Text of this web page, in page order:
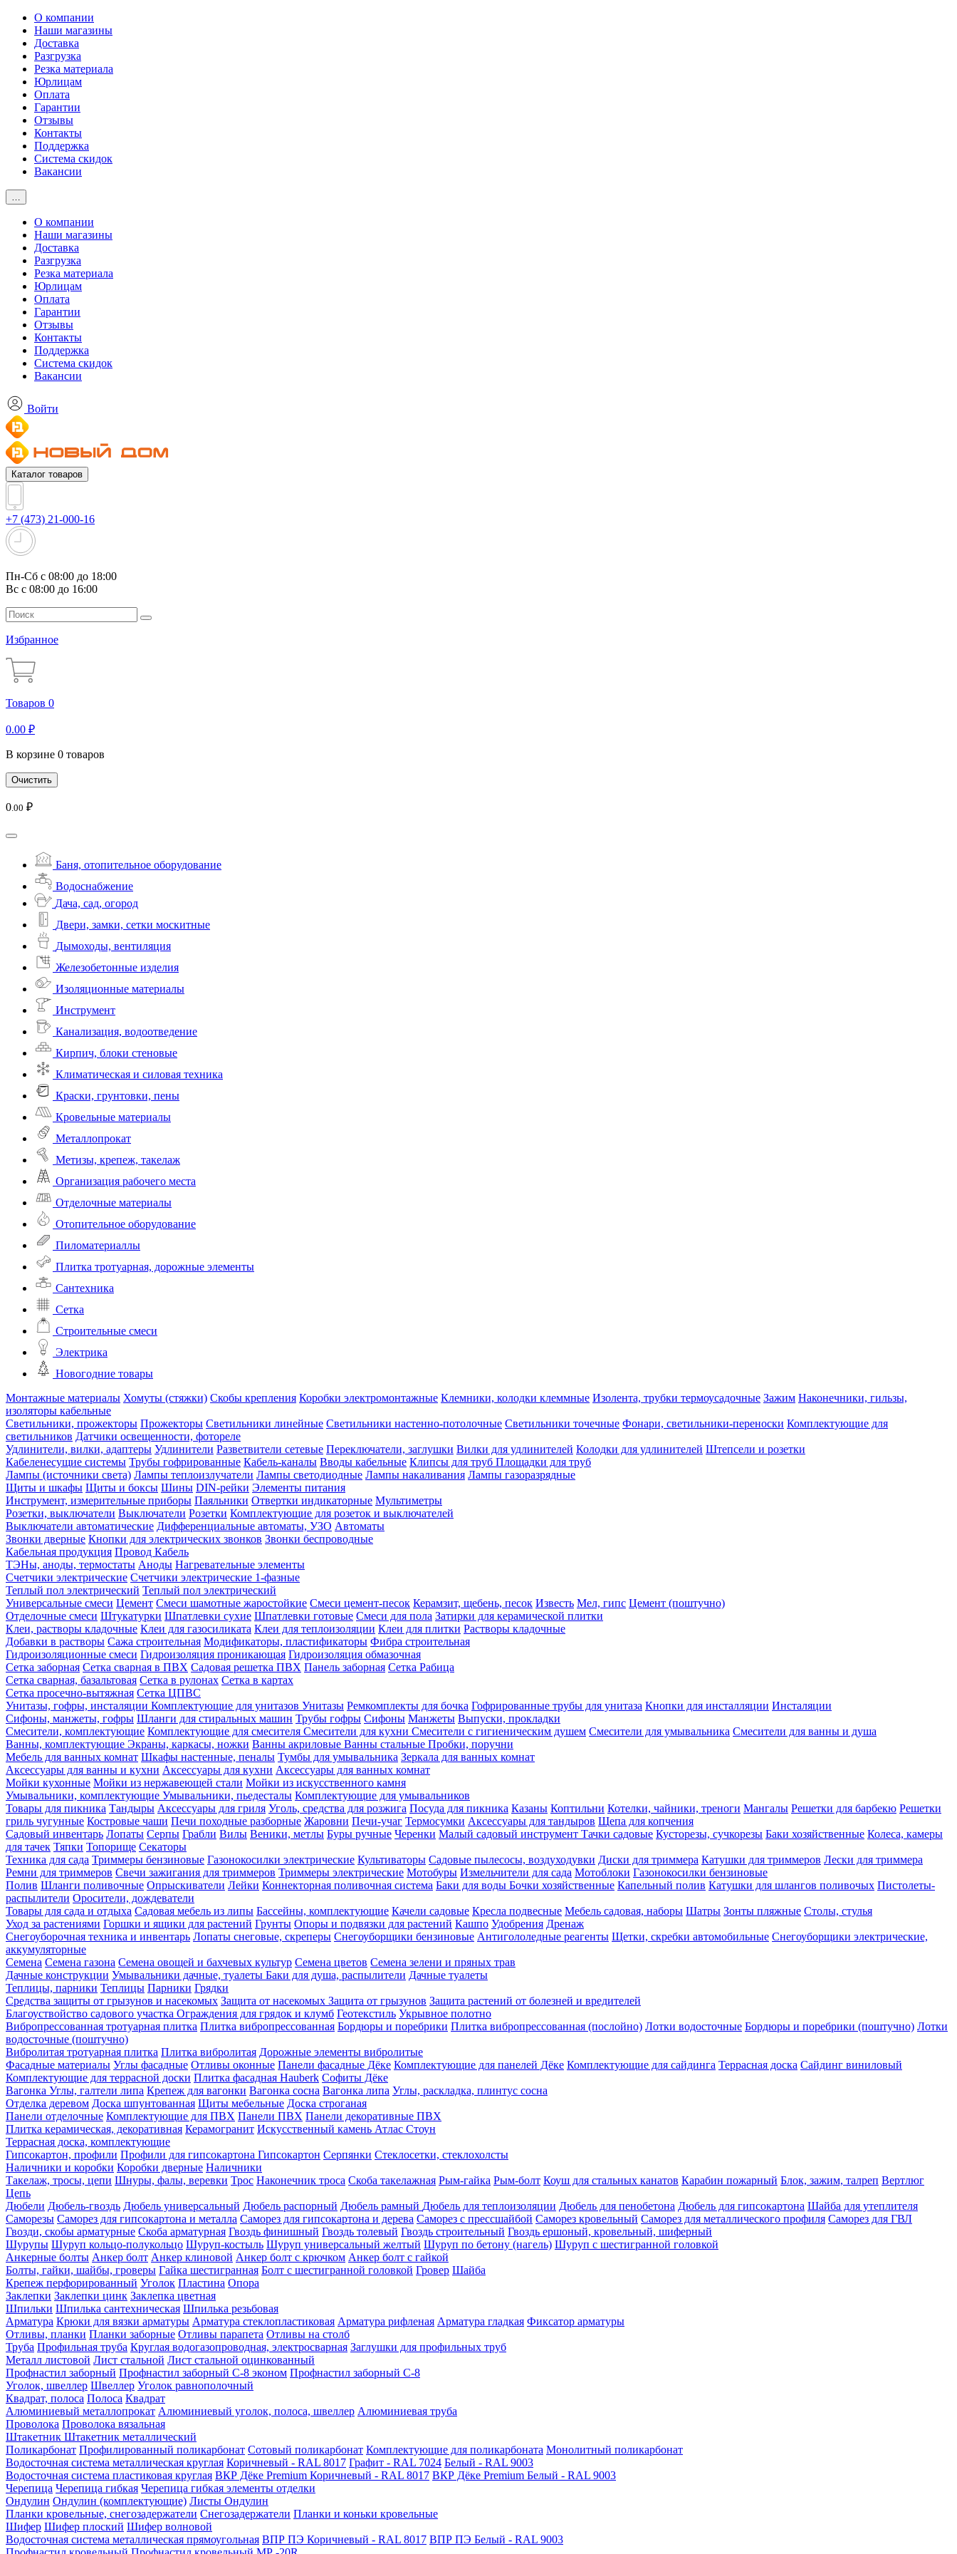
О компании
Наши магазины
Доставка
Разгрузка
Резка материала
Юрлицам
Оплата
Гарантии
Отзывы
Контакты
Поддержка
Система скидок
Вакансии
…
О компании
Наши магазины
Доставка
Разгрузка
Резка материала
Юрлицам
Оплата
Гарантии
Отзывы
Контакты
Поддержка
Система скидок
Вакансии
Войти
Каталог товаров
+7 (473) 21-000-16
Пн-Сб с 08:00 до 18:00
Вс с 08:00 до 16:00
Избранное
Товаров 0
0.00 ₽
В корзине 0 товаров
Очистить
0 .00 ₽
Баня, отопительное оборудование
Водоснабжение
Дача, сад, огород
Двери, замки, сетки москитные
Дымоходы, вентиляция
Железобетонные изделия
Изоляционные материалы
Инструмент
Канализация, водоотведение
Кирпич, блоки стеновые
Климатическая и силовая техника
Краски, грунтовки, пены
Кровельные материалы
Металлопрокат
Метизы, крепеж, такелаж
Организация рабочего места
Отделочные материалы
Отопительное оборудование
Пиломатериаллы
Плитка тротуарная, дорожные элементы
Сантехника
Сетка
Строительные смеси
Электрика
Новогодние товары
Монтажные материалы Хомуты (стяжки) Скобы крепления Коробки электромонтажные Клемники, колодки клеммные Изолента, трубки термоусадочные Зажим Наконечники, гильзы,
изоляторы кабельные
Светильники, прожекторы Прожекторы Светильники линейные Светильники настенно-потолочные Светильники точечные Фонари, светильники-переноски Комплектующие для
светильников Датчики освещенности, фотореле
Удлинители, вилки, адаптеры Удлинители Разветвители сетевые Переключатели, заглушки Вилки для удлинителей Колодки для удлинителей Штепсели и розетки
Кабеленесущие системы Трубы гофрированные Кабель-каналы Вводы кабельные Клипсы для труб Площадки для труб
Лампы (источники света) Лампы теплоизлучатели Лампы светодиодные Лампы накаливания Лампы газоразрядные
Щиты и шкафы Щиты и боксы Шины DIN-рейки Элементы питания
Инструмент, измерительные приборы Паяльники Отвертки индикаторные Мультиметры
Розетки, выключатели Выключатели Розетки Комплектующие для розеток и выключателей
Выключатели автоматические Дифференциальные автоматы, УЗО Автоматы
Звонки дверные Кнопки для электрических звонков Звонки беспроводные
Кабельная продукция Провод Кабель
ТЭНы, аноды, термостаты Аноды Нагревательные элементы
Счетчики электрические Счетчики электрические 1-фазные
Теплый пол электрический Теплый пол электрический
Универсальные смеси Цемент Смеси шамотные жаростойкие Смеси цемент-песок Керамзит, щебень, песок Известь Мел, гипс Цемент (поштучно)
Отделочные смеси Штукатурки Шпатлевки сухие Шпатлевки готовые Смеси для пола Затирки для керамической плитки
Клеи, растворы кладочные Клеи для газосиликата Клеи для теплоизоляции Клеи для плитки Растворы кладочные
Добавки в растворы Сажа строительная Модификаторы, пластификаторы Фибра строительная
Гидроизоляционные смеси Гидроизоляция проникающая Гидроизоляция обмазочная
Сетка заборная Сетка сварная в ПВХ Садовая решетка ПВХ Панель заборная Сетка Рабица
Сетка сварная, базальтовая Сетка в рулонах Сетка в картах
Сетка просечно-вытяжная Сетка ЦПВС
Унитазы, гофры, инсталяции Комплектующие для унитазов Унитазы Ремкомплекты для бочка Гофрированные трубы для унитаза Кнопки для инсталляции Инсталяции
Сифоны, манжеты, гофры Шланги для стиральных машин Трубы гофры Сифоны Манжеты Выпуски, прокладки
Смесители, комплектующие Комплектующие для смесителя Смесители для кухни Смесители с гигиеническим душем Смесители для умывальника Смесители для ванны и душа
Ванны, комплектующие Экраны, каркасы, ножки Ванны акриловые Ванны стальные Пробки, поручни
Мебель для ванных комнат Шкафы настенные, пеналы Тумбы для умывальника Зеркала для ванных комнат
Аксессуары для ванны и кухни Аксессуары для кухни Аксессуары для ванных комнат
Мойки кухонные Мойки из нержавеющей стали Мойки из искусственного камня
Умывальники, комплектующие Умывальники, пьедесталы Комплектующие для умывальников
Товары для пикника Тандыры Аксессуары для гриля Уголь, средства для розжига Посуда для пикника Казаны Коптильни Котелки, чайники, треноги Мангалы Решетки для барбекю Решетки
гриль чугунные Костровые чаши Печи походные разборные Жаровни Печи-учаг Термосумки Аксессуары для тандыров Щепа для копчения
Садовый инвентарь Лопаты Серпы Грабли Вилы Веники, метлы Буры ручные Черенки Малый садовый инструмент Тачки садовые Кусторезы, сучкорезы Баки хозяйственные Колеса, камеры
для тачек Тяпки Топорище Секаторы
Техника для сада Триммеры бензиновые Газонокосилки электрические Культиваторы Садовые пылесосы, воздуходувки Диски для триммера Катушки для триммеров Лески для триммера
Ремни для триммеров Свечи зажигания для триммеров Триммеры электрические Мотобуры Измельчители для сада Мотоблоки Газонокосилки бензиновые
Полив Шланги поливочные Опрыскиватели Лейки Коннекторная поливочная система Баки для воды Бочки хозяйственные Капельный полив Катушки для шлангов поливочых Пистолеты-
распылители Оросители, дождеватели
Товары для сада и отдыха Садовая мебель из липы Бассейны, комплектующие Качели садовые Кресла подвесные Мебель садовая, наборы Шатры Зонты пляжные Столы, стулья
Уход за растениями Горшки и ящики для растений Грунты Опоры и подвязки для растений Кашпо Удобрения Дренаж
Снегоуборочная техника и инвентарь Лопаты снеговые, скреперы Снегоуборщики бензиновые Антигололедные реагенты Щетки, скребки автомобильные Снегоуборщики электрические,
аккумуляторные
Семена Семена газона Семена овощей и бахчевых культур Семена цветов Семена зелени и пряных трав
Дачные конструкции Умывальники дачные, туалеты Баки для душа, распылители Дачные туалеты
Теплицы, парники Теплицы Парники Грядки
Средства защиты от грызунов и насекомых Защита от насекомых Защита от грызунов Защита растений от болезней и вредителей
Благоуствойство садового участка Ограждения для грядок и клумб Геотекстиль Укрывное полотно
Вибропрессованная тротуарная плитка Плитка вибропрессованная Бордюры и поребрики Плитка вибропрессованная (послойно) Лотки водосточные Бордюры и поребрики (поштучно) Лотки
водосточные (поштучно)
Вибролитая тротуарная плитка Плитка вибролитая Дорожные элементы вибролитые
Фасадные материалы Углы фасадные Отливы оконные Панели фасадные Дёке Комплектующие для панелей Дёке Комплектующие для сайдинга Террасная доска Сайдинг виниловый
Комплектующие для террасной доски Плитка фасадная Hauberk Софиты Дёке
Вагонка Углы, галтели липа Крепеж для вагонки Вагонка сосна Вагонка липа Углы, раскладка, плинтус сосна
Отделка деревом Доска шпунтованная Щиты мебельные Доска строганая
Панели отделочные Комплектующие для ПВХ Панели ПВХ Панели декоративные ПВХ
Плитка керамическая, декоративная Керамогранит Искусственный камень Атлас Стоун
Террасная доска, комплектующие
Гипсокартон, профили Профили для гипсокартона Гипсокартон Серпянки Стеклосетки, стеклохолсты
Наличники и коробки Коробки дверные Наличники
Такелаж, тросы, цепи Шнуры, фалы, веревки Трос Наконечник троса Скоба такелажная Рым-гайка Рым-болт Коуш для стальных канатов Карабин пожарный Блок, зажим, талреп Вертлюг
Цепь
Дюбели Дюбель-гвоздь Дюбель универсальный Дюбель распорный Дюбель рамный Дюбель для теплоизоляции Дюбель для пенобетона Дюбель для гипсокартона Шайба для утеплителя
Саморезы Саморез для гипсокартона и металла Саморез для гипсокартона и дерева Саморез с прессшайбой Саморез кровельный Саморез для металлического профиля Саморез для ГВЛ
Гвозди, скобы арматурные Скоба арматурная Гвоздь финишный Гвоздь толевый Гвоздь строительный Гвоздь ершоный, кровельный, шиферный
Шурупы Шуруп кольцо-полукольцо Шуруп-костыль Шуруп универсальный желтый Шуруп по бетону (нагель) Шуруп с шестигранной головкой
Анкерные болты Анкер болт Анкер клиновой Анкер болт с крючком Анкер болт с гайкой
Болты, гайки, шайбы, гроверы Гайка шестигранная Болт c шестигранной головкой Гровер Шайба
Крепеж перфорированный Уголок Пластина Опора
Заклепки Заклепки цинк Заклепка цветная
Шпильки Шпилька сантехническая Шпилька резьбовая
Арматура Крюки для вязки арматуры Арматура стеклопластиковая Арматура рифленая Арматура гладкая Фиксатор арматуры
Отливы, планки Планки заборные Отливы парапета Отливы на столб
Труба Профильная труба Круглая водогазопроводная, электросварная Заглушки для профильных труб
Металл листовой Лист стальной Лист стальной оцинкованный
Профнастил заборный Профнастил заборный С-8 эконом Профнастил заборный С-8
Уголок, швеллер Швеллер Уголок равнополочный
Квадрат, полоса Полоса Квадрат
Алюминиевый металлопрокат Алюминиевый уголок, полоса, швеллер Алюминиевая труба
Проволока Проволока вязальная
Штакетник Штакетник металлический
Поликарбонат Профилированный поликарбонат Сотовый поликарбонат Комплектующие для поликарбоната Монолитный поликарбонат
Водосточная система металлическая круглая Коричневый - RAL 8017 Графит - RAL 7024 Белый - RAL 9003
Водосточная система пластиковая круглая ВКР Дёке Premium Коричневый - RAL 8017 ВКР Дёке Premium Белый - RAL 9003
Черепица Черепица гибкая Черепица гибкая элементы отделки
Ондулин Ондулин (комплектующие) Листы Ондулин
Планки кровельные, снегозадержатели Снегозадержатели Планки и коньки кровельные
Шифер Шифер плоский Шифер волновой
Водосточная система металлическая прямоугольная ВПР ПЭ Коричневый - RAL 8017 ВПР ПЭ Белый - RAL 9003